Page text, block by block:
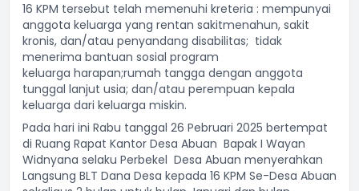
16 KPM tersebut telah memenuhi kreteria : mempunyai
anggota keluarga yang rentan sakitmenahun, sakit
kronis, dan/atau penyandang disabilitas; tidak
menerima bantuan sosial program
keluarga harapan;rumah tangga dengan anggota
tunggal lanjut usia; dan/atau perempuan kepala
keluarga dari keluarga miskin.
Pada hari ini Rabu tanggal 26 Pebruari 2025 bertempat
di Ruang Rapat Kantor Desa Abuan Bapak I Wayan
Widnyana selaku Perbekel Desa Abuan menyerahkan
Langsung BLT Dana Desa kepada 16 KPM Se-Desa Abuan